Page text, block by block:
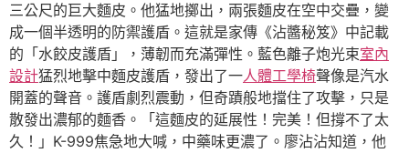
三公尺的巨大麵皮。他猛地擲出，兩張麵皮在空中交疊，變
成一個半透明的防禦護盾。這就是家傳《沾醬秘笈》中記載
的「水餃皮護盾」，薄韌而充滿彈性。藍色離子炮光束室內
設計猛烈地擊中麵皮護盾，發出了一人體工學椅聲像是汽水
開蓋的聲音。護盾劇烈震動，但奇蹟般地擋住了攻擊，只是
散發出濃郁的麵香。「這麵皮的延展性！完美！但撐不了太
久！」K-999焦急地大喊，中藥味更濃了。廖沾沾知道，他